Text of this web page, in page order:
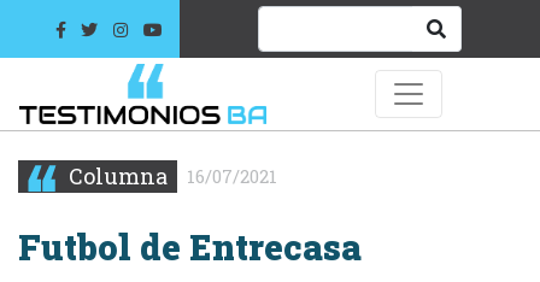
Columna 16/07/2021
Futbol de Entrecasa